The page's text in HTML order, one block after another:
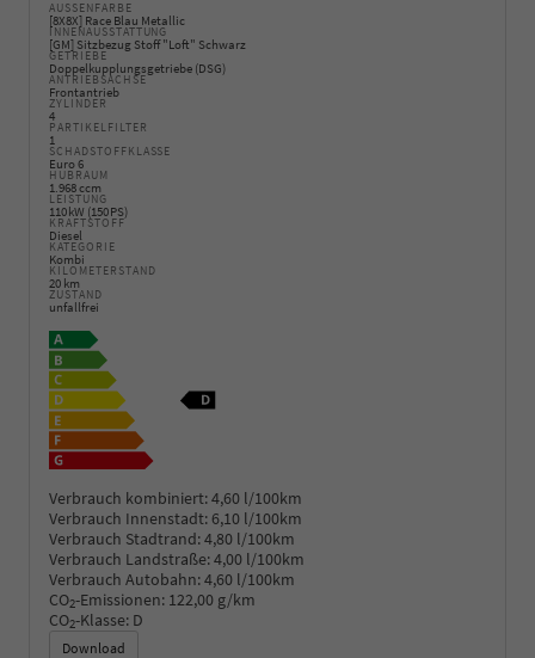
AUSSENFARBE
[8X8X] Race Blau Metallic
INNENAUSSTATTUNG
[GM] Sitzbezug Stoff "Loft" Schwarz
GETRIEBE
Doppelkupplungsgetriebe (DSG)
ANTRIEBSACHSE
Frontantrieb
ZYLINDER
4
PARTIKELFILTER
1
SCHADSTOFFKLASSE
Euro 6
HUBRAUM
1.968 ccm
LEISTUNG
110 kW (150 PS)
KRAFTSTOFF
Diesel
KATEGORIE
Kombi
KILOMETERSTAND
20 km
ZUSTAND
unfallfrei
Verbrauch kombiniert:4,60 l/100km
Verbrauch Innenstadt: 6,10 l/100km
Verbrauch Stadtrand:4,80 l/100km
Verbrauch Landstraße:4,00 l/100km
Verbrauch Autobahn:4,60 l/100km
CO2-Emissionen: 122,00 g/km
CO2-Klasse: D
Download